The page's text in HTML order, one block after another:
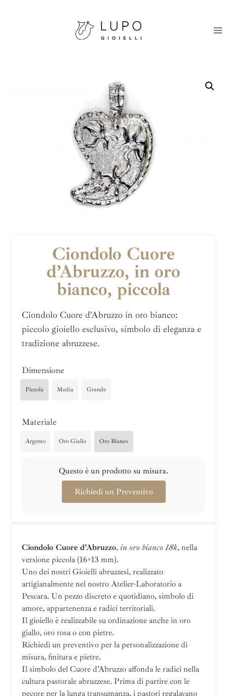
Ciondolo Cuore
d’Abruzzo, in oro
bianco, piccola
Ciondolo Cuore d’Abruzzo in oro bianco:
piccolo gioiello esclusivo, simbolo di eleganza e
tradizione abruzzese.
Dimensione
Piccola Media Grande
Materiale
Argento Oro Giallo Oro Bianco
Questo è un prodotto su misura.
Richiedi un Preventivo
Ciondolo Cuore d’Abruzzo, in oro bianco 18k, nella
versione piccola (16×13 mm).
Uno dei nostri Gioielli abruzzesi, realizzato
artigianalmente nel nostro Atelier-Laboratorio a
Pescara. Un pezzo discreto e quotidiano, simbolo di
amore, appartenenza e radici territoriali.
Il gioiello è realizzabile su ordinazione anche in oro
giallo, oro rosa o con pietre.
Richiedi un preventivo per la personalizzazione di
misura, finitura e pietre.
Il simbolo del Cuore d’Abruzzo affonda le radici nella
cultura pastorale abruzzese. Prima di partire con le
pecore per la lunga transumanza, i pastori regalavano